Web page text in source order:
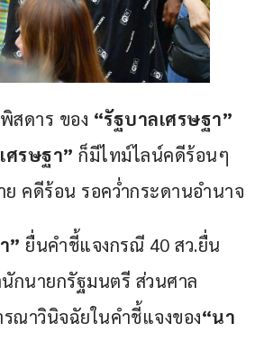
สดาร ของ “รัฐบาลเศรษฐา”
ศรษฐา” ก็มีไทม์ไลน์คดีร้อนๆ
ย คดีร้อน รอคว่ำกระดานอำนาจ
” ยื่นคำชี้แจงกรณี 40 สว.ยื่น
กนายกรัฐมนตรี ส่วนศาล
ณาวินิจฉัยในคำชี้แจงของ“นา